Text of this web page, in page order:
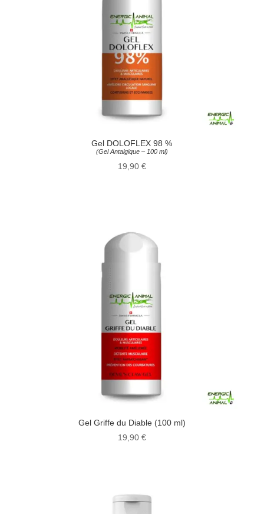
Gel DOLOFLEX 98 %
(Gel Antalgique – 100 ml)
19,90 €
Gel Griffe du Diable (100 ml)
19,90 €